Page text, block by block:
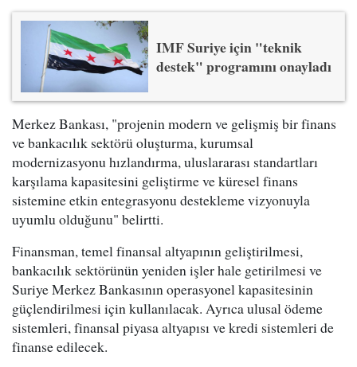
IMF Suriye için "teknik
destek" programını onayladı
Merkez Bankası, "projenin modern ve gelişmiş bir finans
ve bankacılık sektörü oluşturma, kurumsal
modernizasyonu hızlandırma, uluslararası standartları
karşılama kapasitesini geliştirme ve küresel finans
sistemine etkin entegrasyonu destekleme vizyonuyla
uyumlu olduğunu" belirtti.
Finansman, temel finansal altyapının geliştirilmesi,
bankacılık sektörünün yeniden işler hale getirilmesi ve
Suriye Merkez Bankasının operasyonel kapasitesinin
güçlendirilmesi için kullanılacak. Ayrıca ulusal ödeme
sistemleri, finansal piyasa altyapısı ve kredi sistemleri de
finanse edilecek.